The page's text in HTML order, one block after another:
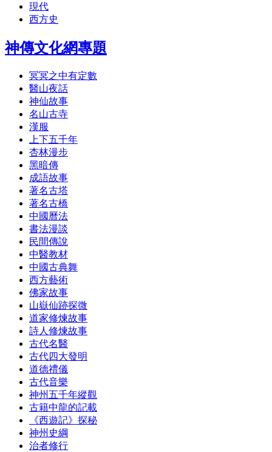
現代
西方史
神傳文化網專題
冥冥之中有定數
醫山夜話
神仙故事
名山古寺
漢服
上下五千年
杏林漫步
黑暗傳
成語故事
著名古塔
著名古橋
中國曆法
書法漫談
民間傳說
中醫教材
中國古典舞
西方藝術
佛家故事
山嶽仙跡探微
道家修煉故事
詩人修煉故事
古代名醫
古代四大發明
道德禮儀
古代音樂
神州五千年縱觀
古籍中龍的記載
《西遊記》探秘
神州史綱
治者修行